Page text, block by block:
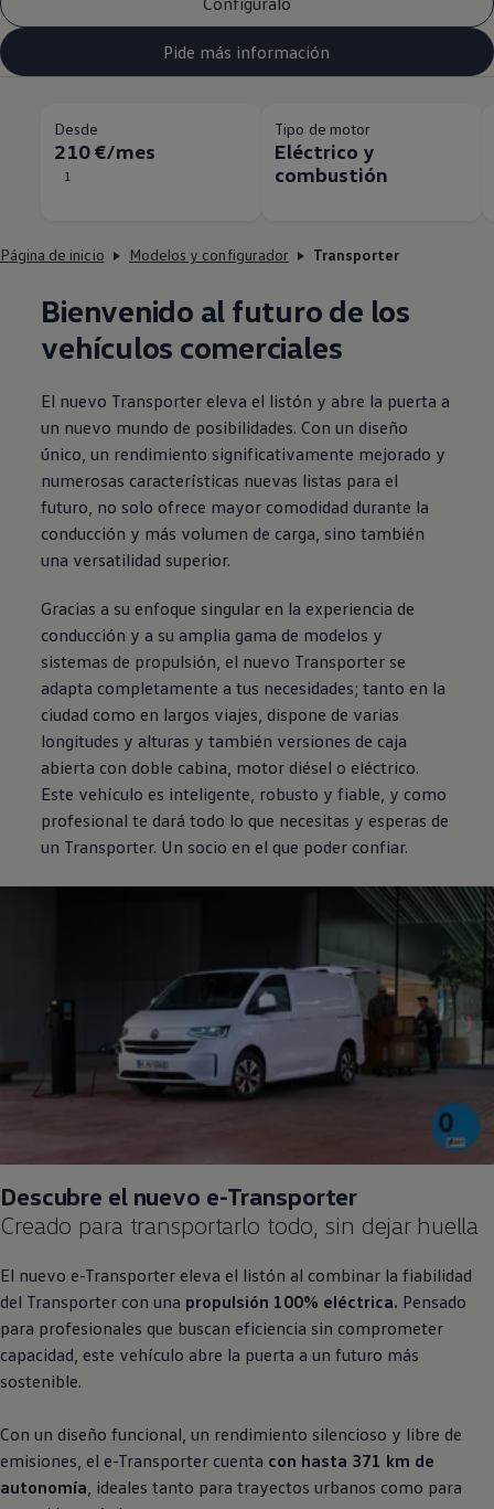
Pide más información
Desde
210 €/mes
1
Tipo de motor
Eléctrico y
combustión
Página de inicio Modelos y configurador Transporter
Bienvenido al futuro de los
vehículos comerciales
El nuevo Transporter eleva el listón y abre la puerta a
un nuevo mundo de posibilidades. Con un diseño
único, un rendimiento significativamente mejorado y
numerosas características nuevas listas para el
futuro, no solo ofrece mayor comodidad durante la
conducción y más volumen de carga, sino también
una versatilidad superior.
Gracias a su enfoque singular en la experiencia de
conducción y a su amplia gama de modelos y
sistemas de propulsión, el nuevo Transporter se
adapta completamente a tus necesidades; tanto en la
ciudad como en largos viajes, dispone de varias
longitudes y alturas y también versiones de caja
abierta con doble cabina, motor diésel o eléctrico.
Este vehículo es inteligente, robusto y fiable, y como
profesional te dará todo lo que necesitas y esperas de
un Transporter. Un socio en el que poder confiar.
Descubre el nuevo e-Transporter
Creado para transportarlo todo, sin dejar huella
El nuevo e-Transporter eleva el listón al combinar la fiabilidad
del Transporter con una propulsión 100% eléctrica. Pensado
para profesionales que buscan eficiencia sin comprometer
capacidad, este vehículo abre la puerta a un futuro más
sostenible.
Con un diseño funcional, un rendimiento silencioso y libre de
emisiones, el e-Transporter cuenta con hasta 371 km de
autonomía, ideales tanto para trayectos urbanos como para